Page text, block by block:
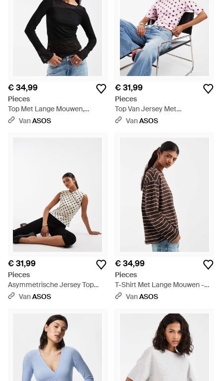
€ 34,99
Pieces
Top Met Lange Mouwen,
Asymmetrisch En Van Kant,
VanASOS
€ 31,99
Pieces
Top Van Jersey Met
Gerimpelde Taille En
VanASOS
€ 31,99
Pieces
Asymmetrische Jersey Top
Met Knopen - Wit
VanASOS
€ 34,99
Pieces
T-Shirt Met Lange Mouwen -
BruinVanASOS